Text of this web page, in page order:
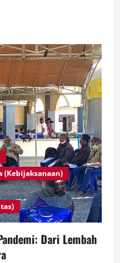
(Kebijaksanaan)
Dari Lembah